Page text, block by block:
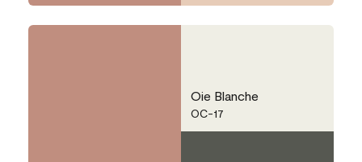
Oie Blanche
OC-17